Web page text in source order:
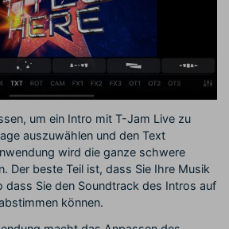
um ein Intro mit T-Jam Live zu
auszuwählen und den Text
wird die ganze schwere
Der beste Teil ist, dass Sie Ihre Musik
dass Sie den Soundtrack des Intros auf
können.